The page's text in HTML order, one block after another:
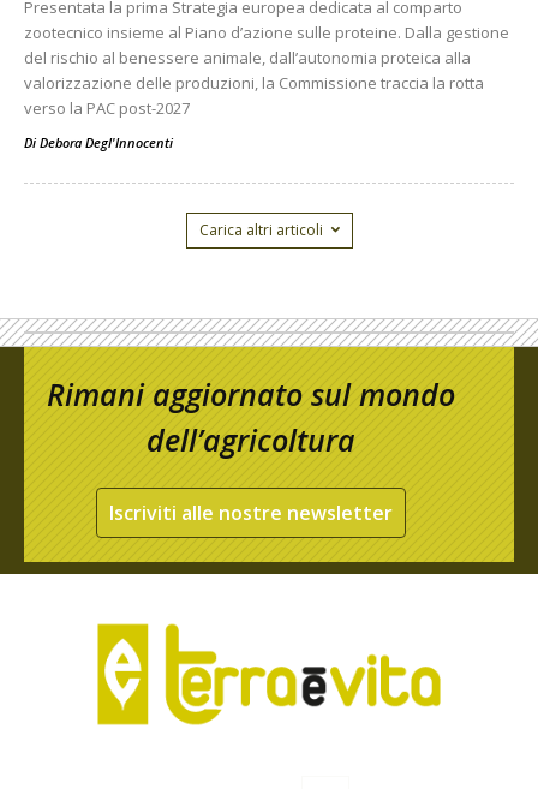
Presentata la prima Strategia europea dedicata al comparto
zootecnico insieme al Piano d’azione sulle proteine. Dalla gestione
del rischio al benessere animale, dall’autonomia proteica alla
valorizzazione delle produzioni, la Commissione traccia la rotta
verso la PAC post-2027
Di Debora Degl'Innocenti
Carica altri articoli
Rimani aggiornato sul mondo
dell’agricoltura
Iscriviti alle nostre newsletter